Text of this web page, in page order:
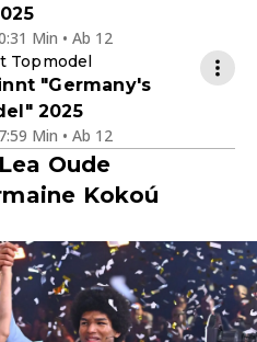
Min • Ab 12
Topmodel
"Germany's
2025
Min • Ab 12
Oude
Kokoú